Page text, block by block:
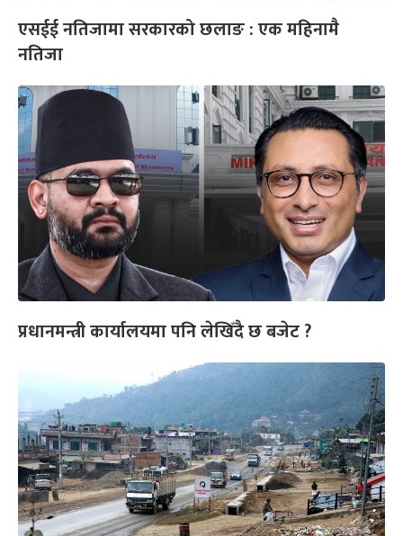
एसईई नतिजामा सरकारको छलाङ : एक महिनामै
नतिजा
प्रधानमन्त्री कार्यालयमा पनि लेखिँदै छ बजेट ?